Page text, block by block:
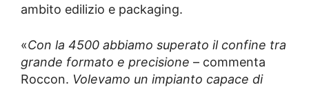
ambito edilizio e packaging.
«Con la 4500 abbiamo superato il confine tra
grande formato e precisione – commenta
Roccon. Volevamo un impianto capace di